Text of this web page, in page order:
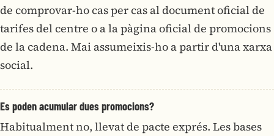
de comprovar-ho cas per cas al document oficial de
tarifes del centre o a la pàgina oficial de promocions
de la cadena. Mai assumeixis-ho a partir d'una xarxa
social.
Es poden acumular dues promocions?
Habitualment no, llevat de pacte exprés. Les bases